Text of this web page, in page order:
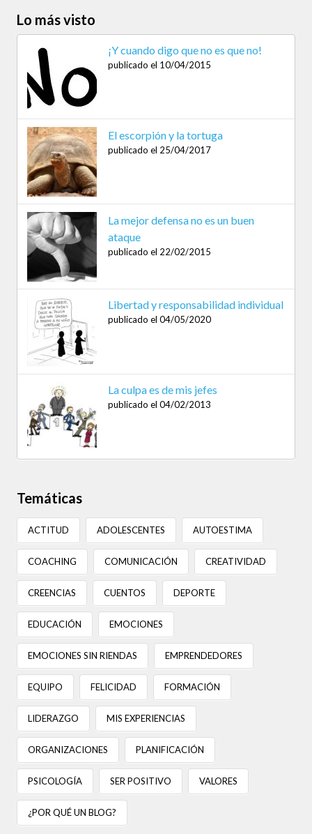
Lo más visto
¡Y cuando digo que no es que no!
publicado el 10/04/2015
El escorpión y la tortuga
publicado el 25/04/2017
La mejor defensa no es un buen
ataque
publicado el 22/02/2015
Libertad y responsabilidad individual
publicado el 04/05/2020
La culpa es de mis jefes
publicado el 04/02/2013
Temáticas
ACTITUD ADOLESCENTES AUTOESTIMA
COACHING COMUNICACIÓN CREATIVIDAD
CREENCIAS CUENTOS DEPORTE
EDUCACIÓN EMOCIONES
EMOCIONES SIN RIENDAS EMPRENDEDORES
EQUIPO FELICIDAD FORMACIÓN
LIDERAZGO MIS EXPERIENCIAS
ORGANIZACIONES PLANIFICACIÓN
PSICOLOGÍA SER POSITIVO VALORES
¿POR QUÉ UN BLOG?